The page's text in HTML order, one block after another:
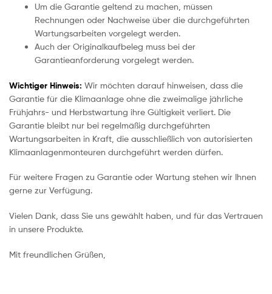
Um die Garantie geltend zu machen, müssen
Rechnungen oder Nachweise über die durchgeführten
Wartungsarbeiten vorgelegt werden.
Auch der Originalkaufbeleg muss bei der
Garantieanforderung vorgelegt werden.
Wichtiger Hinweis: Wir möchten darauf hinweisen, dass die
Garantie für die Klimaanlage ohne die zweimalige jährliche
Frühjahrs- und Herbstwartung ihre Gültigkeit verliert. Die
Garantie bleibt nur bei regelmäßig durchgeführten
Wartungsarbeiten in Kraft, die ausschließlich von autorisierten
Klimaanlagenmonteuren durchgeführt werden dürfen.
Für weitere Fragen zu Garantie oder Wartung stehen wir Ihnen
gerne zur Verfügung.
Vielen Dank, dass Sie uns gewählt haben, und für das Vertrauen
in unsere Produkte.
Mit freundlichen Grüßen,